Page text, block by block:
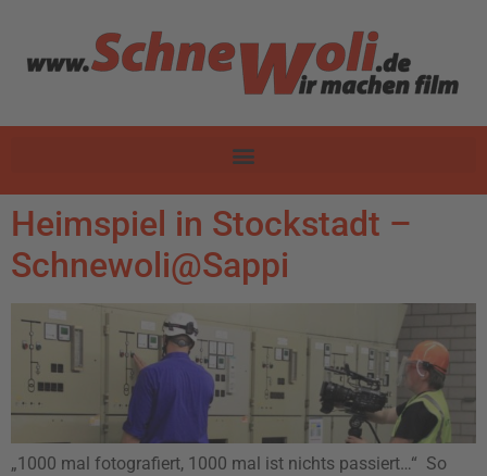
Heimspiel in Stockstadt –
Schnewoli@Sappi
„1000 mal fotografiert, 1000 mal ist nichts passiert…“ So